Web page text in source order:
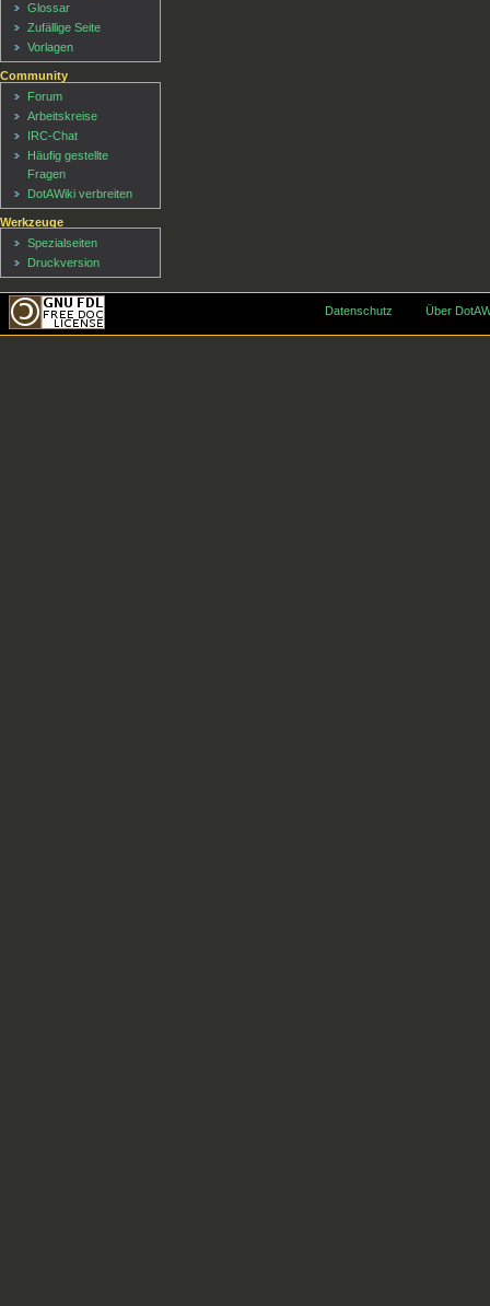
Glossar
Zufällige Seite
Vorlagen
Community
Forum
Arbeitskreise
IRC-Chat
Häufig gestellte
Fragen
DotAWiki verbreiten
Werkzeuge
Spezialseiten
Druckversion
Datenschutz Über